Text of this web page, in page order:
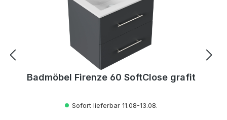
Badmöbel Firenze 60 SoftClose grafit
Sofort lieferbar 11.08-13.08.